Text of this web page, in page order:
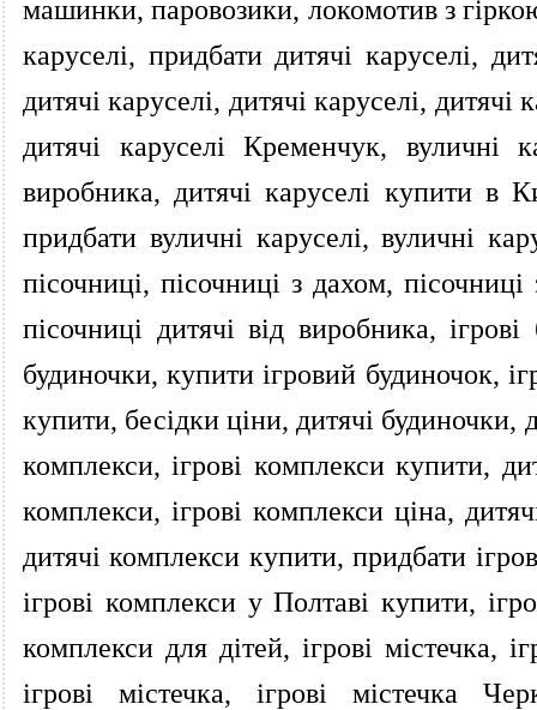
машинки, паровозики, локомотив з
каруселі, придбати дитячі каруселі,
дитячі каруселі, дитячі каруселі,
дитячі каруселі Кременчук, вуличні
виробника, дитячі каруселі купити в
придбати вуличні каруселі, вуличні
пісочниці, пісочниці з дахом,
пісочниці дитячі від виробника,
будиночки, купити ігровий будиночок,
купити, бесідки ціни, дитячі будиночки,
комплекси, ігрові комплекси купити,
комплекси, ігрові комплекси ціна,
дитячі комплекси купити, придбати
ігрові комплекси у Полтаві купити,
комплекси для дітей, ігрові містечка,
ігрові містечка, ігрові містечка